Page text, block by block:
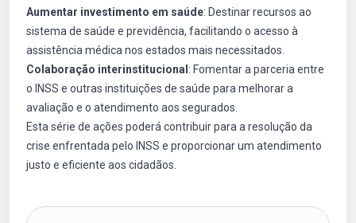
Aumentar investimento em saúde: Destinar recursos ao
sistema de saúde e previdência, facilitando o acesso à
assistência médica nos estados mais necessitados.
Colaboração interinstitucional : Fomentar a parceria entre
o INSS e outras instituições de saúde para melhorar a
avaliação e o atendimento aos segurados.
Esta série de ações poderá contribuir para a resolução da
crise enfrentada pelo INSS e proporcionar um atendimento
justo e eficiente aos cidadãos.